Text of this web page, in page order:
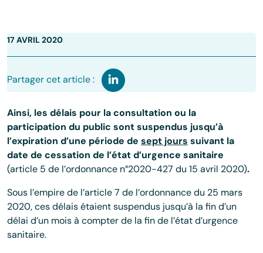
17 AVRIL 2020
Partager cet article :
Ainsi, les délais pour la consultation ou la
participation du public sont suspendus jusqu’à
l’expiration d’une période de sept jours suivant la
date de cessation de l’état d’urgence sanitaire
(article 5 de l’ordonnance n°2020-427 du 15 avril 2020).
Sous l’empire de l’article 7 de l’ordonnance du 25 mars
2020, ces délais étaient suspendus jusqu’à la fin d’un
délai d’un mois à compter de la fin de l’état d’urgence
sanitaire.